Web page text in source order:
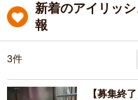
新着のアイリッ
報
3件
【募集終